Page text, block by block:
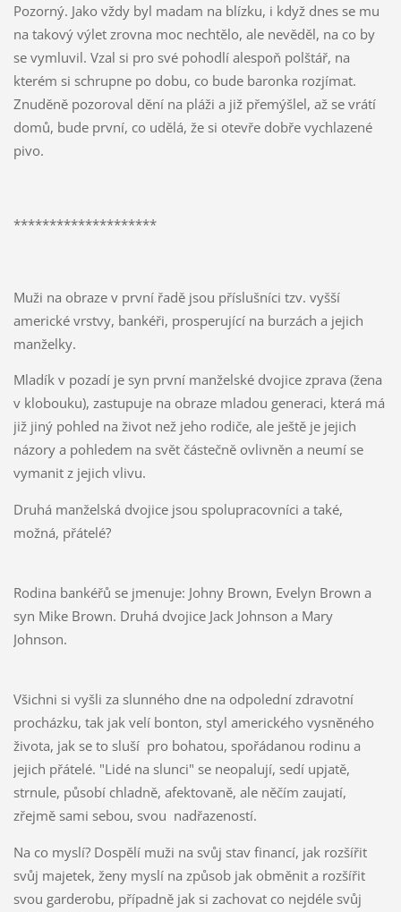
Pozorný. Jako vždy byl madam na blízku, i když dnes se mu
na takový výlet zrovna moc nechtělo, ale nevěděl, na co by
se vymluvil. Vzal si pro své pohodlí alespoň polštář, na
kterém si schrupne po dobu, co bude baronka rozjímat.
Znuděně pozoroval dění na pláži a již přemýšlel, až se vrátí
domů, bude první, co udělá, že si otevře dobře vychlazené
pivo.
********************
Muži na obraze v první řadě jsou příslušníci tzv. vyšší
americké vrstvy, bankéři, prosperující na burzách a jejich
manželky.
Mladík v pozadí je syn první manželské dvojice zprava (žena
v klobouku), zastupuje na obraze mladou generaci, která má
již jiný pohled na život než jeho rodiče, ale ještě je jejich
názory a pohledem na svět částečně ovlivněn a neumí se
vymanit z jejich vlivu.
Druhá manželská dvojice jsou spolupracovníci a také,
možná, přátelé?
Rodina bankéřů se jmenuje: Johny Brown, Evelyn Brown a
syn Mike Brown. Druhá dvojice Jack Johnson a Mary
Johnson.
Všichni si vyšli za slunného dne na odpolední zdravotní
procházku, tak jak velí bonton, styl amerického vysněného
života, jak se to sluší pro bohatou, spořádanou rodinu a
jejich přátelé. "Lidé na slunci" se neopalují, sedí upjatě,
strnule, působí chladně, afektovaně, ale něčím zaujatí,
zřejmě sami sebou, svou nadřazeností.
Na co myslí? Dospělí muži na svůj stav financí, jak rozšířit
svůj majetek, ženy myslí na způsob jak obměnit a rozšířit
svou garderobu, případně jak si zachovat co nejdéle svůj